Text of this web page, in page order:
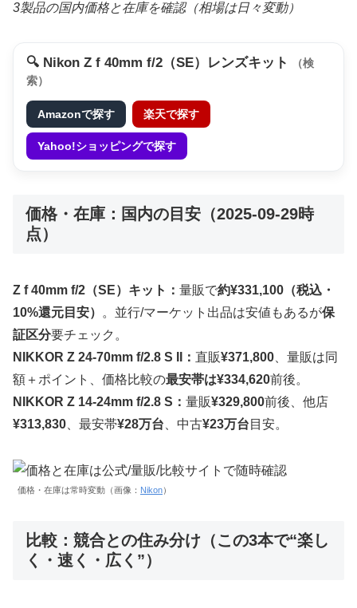
3製品の国内価格と在庫を確認（相場は日々変動）
🔍 Nikon Z f 40mm f/2（SE）レンズキット
（検
索）
Amazonで探す 楽天で探す
Yahoo!ショッピングで探す
価格・在庫：国内の目安（2025-09-29時
点）
Z f 40mm f/2（SE）キット： 量販で約¥331,100（税込・
10%還元目安）
。並行/マーケット出品は安値もあるが保
証区分要チェック。
NIKKOR Z 24-70mm f/2.8 S II： 直販¥371,800 、量販は同
額＋ポイント、価格比較の最安帯は¥334,620前後。
NIKKOR Z 14-24mm f/2.8 S： 量販¥329,800前後、他店
¥313,830 、最安帯¥28万台 、中古¥23万台 目安。
価格・在庫は常時変動（画像： Nikon）
比較：競合との住み分け（この3本で“楽し
く・速く・広く”）